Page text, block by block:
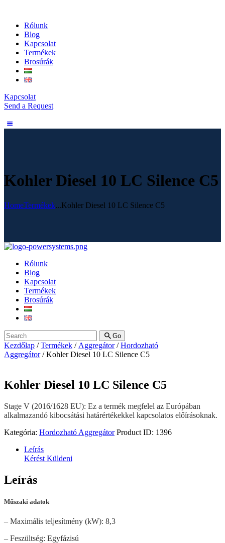
Rólunk
Blog
Kapcsolat
Termékek
Brosúrák
Kapcsolat
Send a Request
Kohler Diesel 10 LC Silence C5
HomeTermékek...Kohler Diesel 10 LC Silence C5
Rólunk
Blog
Kapcsolat
Termékek
Brosúrák
Go
Kezdőlap /Termékek / Aggregátor/Hordozható
Aggregátor/ Kohler Diesel 10 LC Silence C5
Kohler Diesel 10 LC Silence C5
Stage V (2016/1628 EU): Ez a termék megfelel az Európában
alkalmazandó kibocsátási határértékekkel kapcsolatos előírásoknak.
Kategória: Hordozható Aggregátor Product ID: 1396
Leírás
Kérést Küldeni
Leírás
Műszaki adatok
– Maximális teljesítmény (kW): 8,3
– Feszültség: Egyfázisú